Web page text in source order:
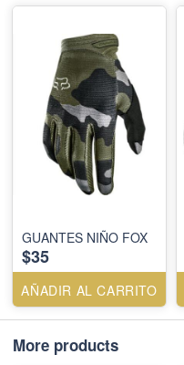
GUANTES NIÑO FOX
$35
AÑADIR AL CARRITO
More products